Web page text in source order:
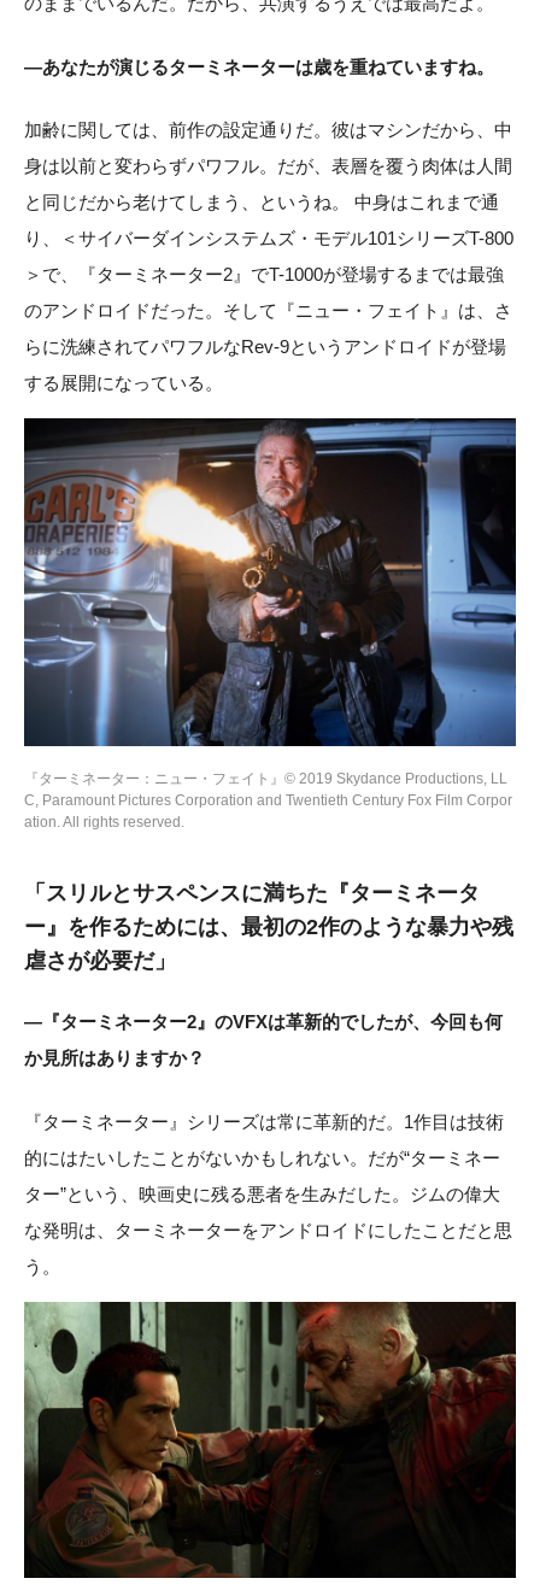
―あなたが演じるターミネーターは歳を重ねていますね。
加齢に関しては、前作の設定通りだ。彼はマシンだから、中
身は以前と変わらずパワフル。だが、表層を覆う肉体は人間
と同じだから老けてしまう、というね。 中身はこれまで通
り、＜サイバーダインシステムズ・モデル101シリーズT-800
＞で、『ターミネーター2』でT-1000が登場するまでは最強
のアンドロイドだった。そして『ニュー・フェイト』は、さ
らに洗練されてパワフルなRev-9というアンドロイドが登場
する展開になっている。
『ターミネーター：ニュー・フェイト』© 2019 Skydance Productions, LL
C, Paramount Pictures Corporation and Twentieth Century Fox Film Corpor
ation. All rights reserved.
「スリルとサスペンスに満ちた『ターミネータ
ー』を作るためには、最初の2作のような暴力や残
虐さが必要だ」
―『ターミネーター2』のVFXは革新的でしたが、今回も何
か見所はありますか？
『ターミネーター』シリーズは常に革新的だ。1作目は技術
的にはたいしたことがないかもしれない。だが“ターミネー
ター”という、映画史に残る悪者を生みだした。ジムの偉大
な発明は、ターミネーターをアンドロイドにしたことだと思
う。